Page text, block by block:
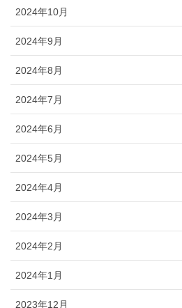
2024年10月
2024年9月
2024年8月
2024年7月
2024年6月
2024年5月
2024年4月
2024年3月
2024年2月
2024年1月
2023年12月